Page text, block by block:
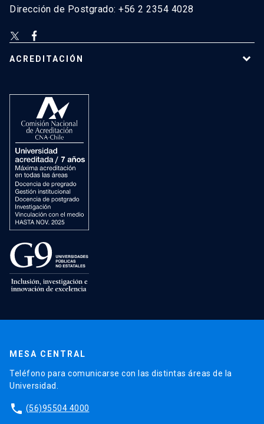
Dirección de Postgrado: +56 2 2354 4028
ACREDITACIÓN
MESA CENTRAL
Teléfono para comunicarse con las distintas áreas de la
Universidad.
phone (56)95504 4000